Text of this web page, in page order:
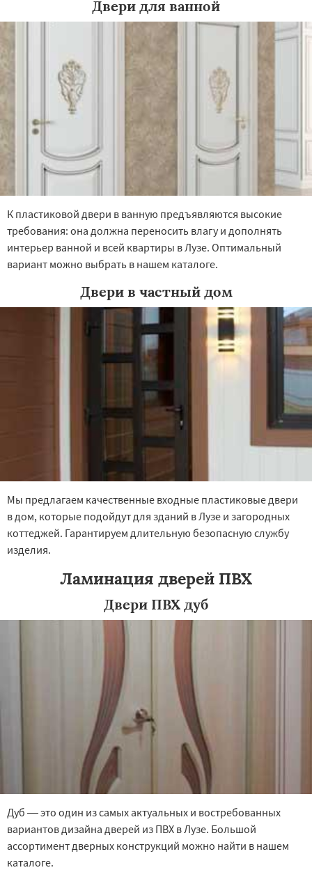
×
Нолинск Омутнинск
Советск Сосновка
Двери для ванной
К пластиковой двери в ванную предъявляются высокие
требования: она должна переносить влагу и дополнять
интерьер ванной и всей квартиры в Лузе. Оптимальный
вариант можно выбрать в нашем каталоге.
Двери в частный дом
Мы предлагаем качественные входные пластиковые двери
в дом, которые подойдут для зданий в Лузе и загородных
коттеджей. Гарантируем длительную безопасную службу
изделия.
Ламинация дверей ПВХ
Двери ПВХ дуб
Дуб — это один из самых актуальных и востребованных
вариантов дизайна дверей из ПВХ в Лузе. Большой
ассортимент дверных конструкций можно найти в нашем
каталоге.
УЗНАТЬ ПОДРОБНЕЕ
Даю согласие на обработку персональных данных